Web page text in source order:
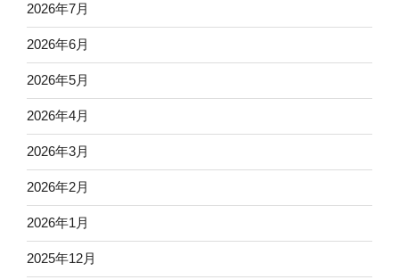
2026年7月
2026年6月
2026年5月
2026年4月
2026年3月
2026年2月
2026年1月
2025年12月